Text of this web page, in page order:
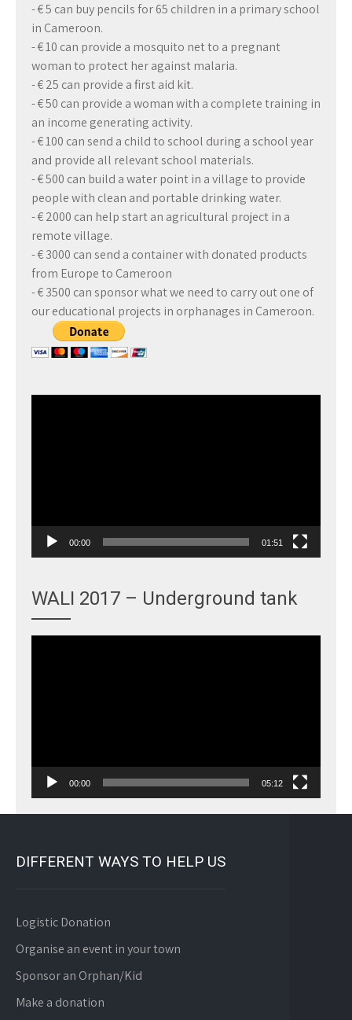
- € 5 can buy pencils for 65 children in a primary school
in Cameroon.
- € 10 can provide a mosquito net to a pregnant
woman to protect her against malaria.
- € 25 can provide a first aid kit.
- € 50 can provide a woman with a complete training in
an income generating activity.
- € 100 can send a child to school during a school year
and provide all relevant school materials.
- € 500 can build a water point in a village to provide
people with clean and portable drinking water.
- € 2000 can help start an agricultural project in a
remote village.
- € 3000 can send a container with donated products
from Europe to Cameroon
- € 3500 can sponsor what we need to carry out one of
our educational projects in orphanages in Cameroon.
00:00 01:51
WALI 2017 – Underground tank
00:00 05:12
DIFFERENT WAYS TO HELP US
Logistic Donation
Organise an event in your town
Sponsor an Orphan/Kid
Make a donation